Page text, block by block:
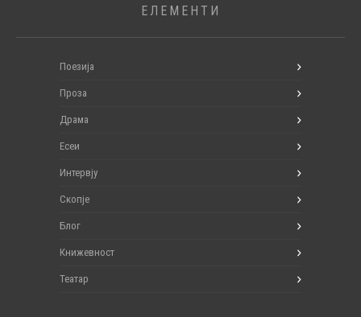
ЕЛЕМЕНТИ
Поезија
Проза
Драма
Есеи
Интервју
Скопје
Блог
Книжевност
Театар